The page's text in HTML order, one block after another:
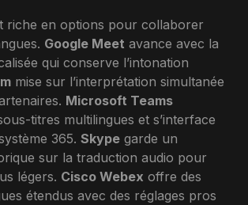
riche en options pour collaborer
Google Meet avance avec la
qui conserve l’intonation
mise sur l’interprétation simultanée
Microsoft Teams
titres multilingues et s’interface
365. Skype garde un
sur la traduction audio pour
légers. Cisco Webex offre des
étendus avec des réglages pros